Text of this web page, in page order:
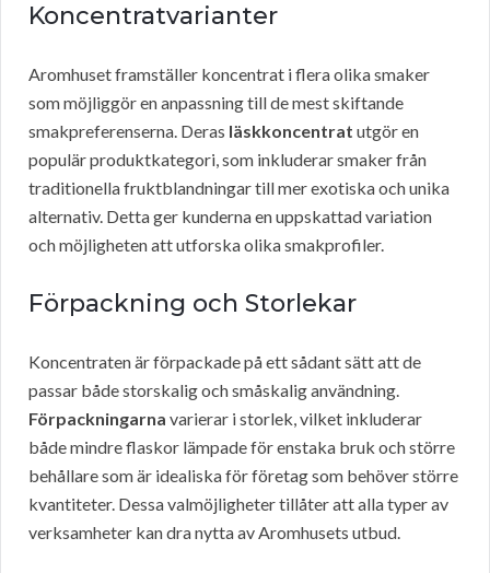
Koncentratvarianter
Aromhuset framställer koncentrat i flera olika smaker
som möjliggör en anpassning till de mest skiftande
smakpreferenserna. Deras läskkoncentrat utgör en
populär produktkategori, som inkluderar smaker från
traditionella fruktblandningar till mer exotiska och unika
alternativ. Detta ger kunderna en uppskattad variation
och möjligheten att utforska olika smakprofiler.
Förpackning och Storlekar
Koncentraten är förpackade på ett sådant sätt att de
passar både storskalig och småskalig användning.
Förpackningarna varierar i storlek, vilket inkluderar
både mindre flaskor lämpade för enstaka bruk och större
behållare som är idealiska för företag som behöver större
kvantiteter. Dessa valmöjligheter tillåter att alla typer av
verksamheter kan dra nytta av Aromhusets utbud.